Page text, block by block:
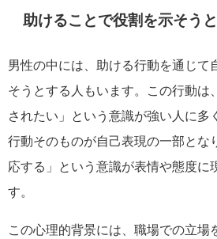
助けることで役割を示そう
男性の中には、助ける行動を通じて
そうとする人もいます。この行動は
されたい」という意識が強い人に多
行動そのものが自己表現の一部とな
応する」という意識が表情や態度に
す。
この心理的背景には、職場での立場